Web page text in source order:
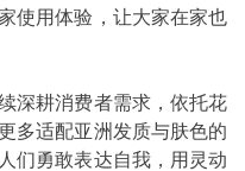
使用体验，让大家在家也
深耕消费者需求，依托花
多适配亚洲发质与肤色的
们勇敢表达自我，用灵动